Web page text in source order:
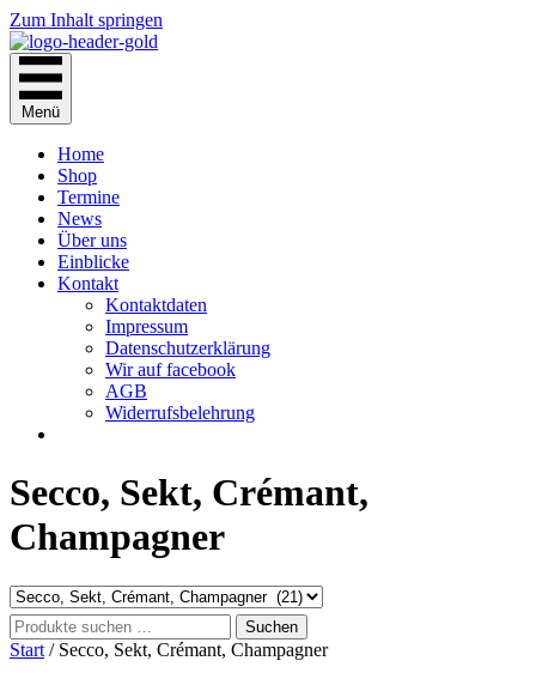
Zum Inhalt springen
Menü
Home
Shop
Termine
News
Über uns
Einblicke
Kontakt
Kontaktdaten
Impressum
Datenschutzerklärung
Wir auf facebook
AGB
Widerrufsbelehrung
Secco, Sekt, Crémant,
Champagner
Suchen
nach:
Suchen
Start / Secco, Sekt, Crémant, Champagner